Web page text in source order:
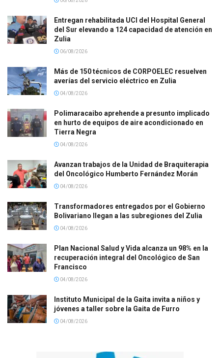
Entregan rehabilitada UCI del Hospital General
del Sur elevando a 124 capacidad de atención en
Zulia
06/08/2026
Más de 150 técnicos de CORPOELEC resuelven
averías del servicio eléctrico en Zulia
04/08/2026
Polimaracaibo aprehende a presunto implicado
en hurto de equipos de aire acondicionado en
Tierra Negra
04/08/2026
Avanzan trabajos de la Unidad de Braquiterapia
del Oncológico Humberto Fernández Morán
04/08/2026
Transformadores entregados por el Gobierno
Bolivariano llegan a las subregiones del Zulia
04/08/2026
Plan Nacional Salud y Vida alcanza un 98% en la
recuperación integral del Oncológico de San
Francisco
04/08/2026
Instituto Municipal de la Gaita invita a niños y
jóvenes a taller sobre la Gaita de Furro
04/08/2026